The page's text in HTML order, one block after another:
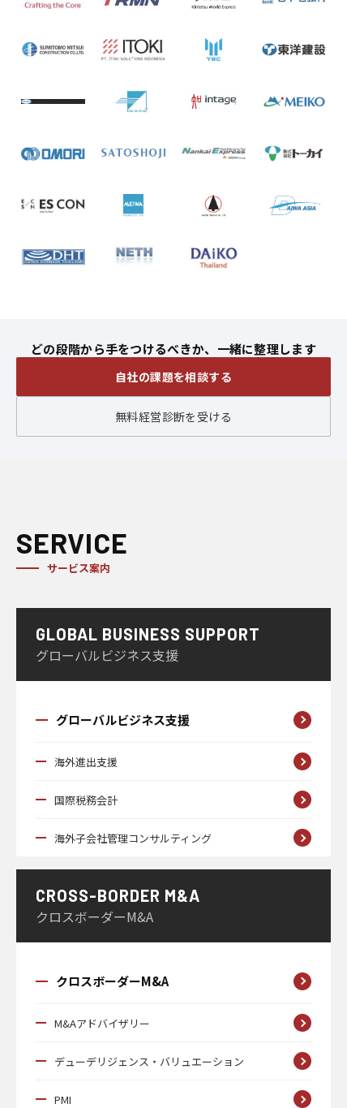
どの段階から手をつけるべきか、一緒に整理します
自社の課題を相談する
無料経営診断を受ける
SERVICE
サービス案内
GLOBAL BUSINESS SUPPORT
グローバルビジネス支援
グローバルビジネス支援
海外進出支援
国際税務会計
海外子会社管理コンサルティング
CROSS-BORDER M&A
クロスボーダーM&A
クロスボーダーM&A
M&Aアドバイザリー
デューデリジェンス・バリュエーション
PMI